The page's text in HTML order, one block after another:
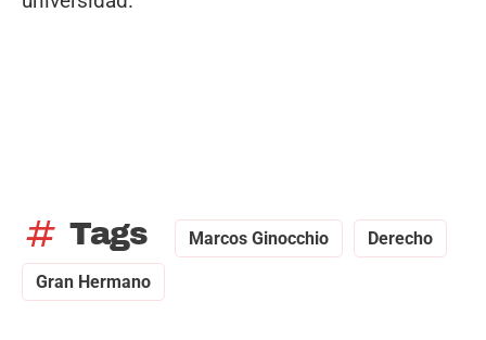
tag Tags Marcos Ginocchio Derecho
Gran Hermano